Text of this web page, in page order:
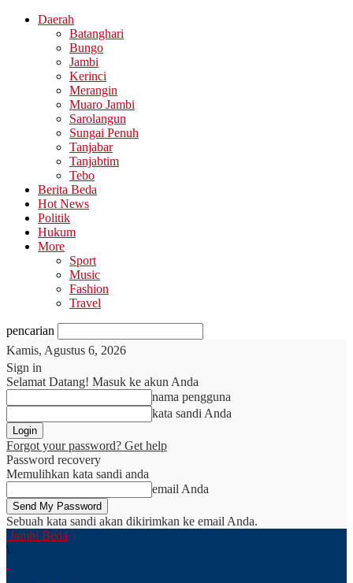
Daerah
Batanghari
Bungo
Jambi
Kerinci
Merangin
Muaro Jambi
Sarolangun
Sungai Penuh
Tanjabar
Tanjabtim
Tebo
Berita Beda
Hot News
Politik
Hukum
More
Sport
Music
Fashion
Travel
pencarian
Kamis, Agustus 6, 2026
Sign in
Selamat Datang! Masuk ke akun Anda
nama pengguna
kata sandi Anda
Forgot your password? Get help
Password recovery
Memulihkan kata sandi anda
email Anda
Sebuah kata sandi akan dikirimkan ke email Anda.
Jambi Beda
\